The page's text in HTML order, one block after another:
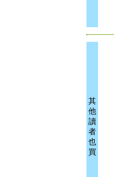
其
他
讀
者
也
買